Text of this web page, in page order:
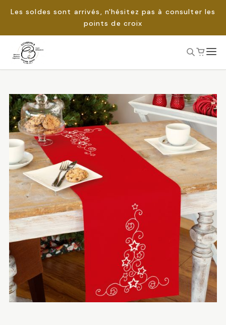
Les soldes sont arrivés, n'hésitez pas à consulter les
points de croix
Passer